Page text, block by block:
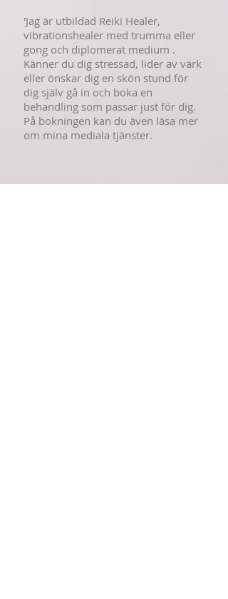
'Jag är utbildad Reiki Healer,
vibrationshealer med trumma eller
gong och diplomerat medium .
Känner du dig stressad, lider av värk
eller önskar dig en skön stund för
dig själv gå in och boka en
behandling som passar just för dig.
På bokningen kan du även läsa mer
om mina mediala tjänster.